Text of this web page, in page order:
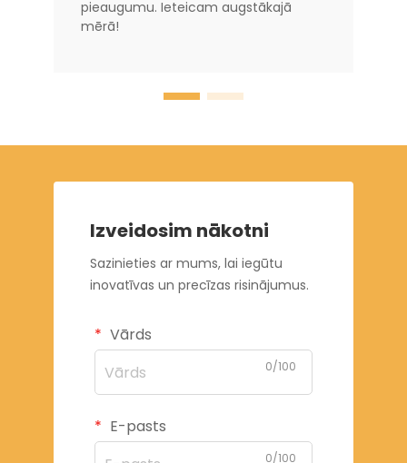
pieaugumu. Ieteicam augstākajā
mērā!
Izveidosim nākotni
Sazinieties ar mums, lai iegūtu
inovatīvas un precīzas risinājumus.
Vārds
0/100
E-pasts
0/100